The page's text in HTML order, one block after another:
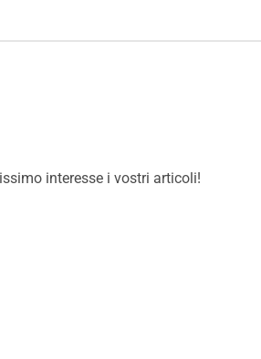
interesse i vostri articoli!